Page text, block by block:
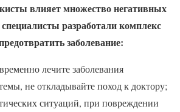
влияет множество негативных
разработали комплекс
заболевание:
лечите заболевания
не откладывайте поход к доктору;
ситуаций, при повреждении